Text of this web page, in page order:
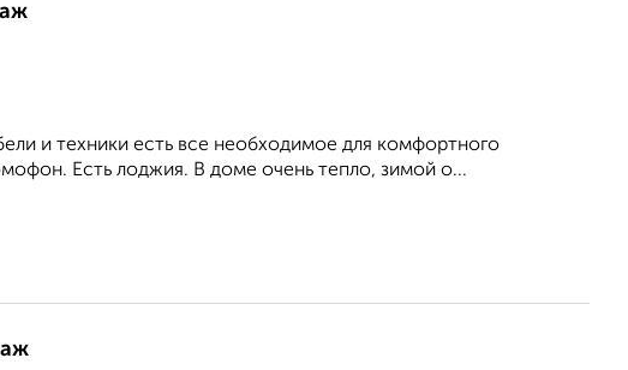
и техники есть все необходимое для комфортного
Есть лоджия. В доме очень тепло, зимой о...